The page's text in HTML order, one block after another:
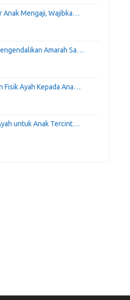
Anak Mengaji, Wajibka…
Amarah Sa…
Fisik Ayah Kepada Ana…
untuk Anak Tercint…